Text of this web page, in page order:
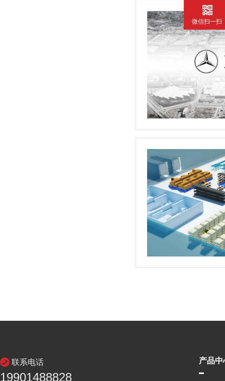
联系电话
19901488828
产品中
微信扫一扫